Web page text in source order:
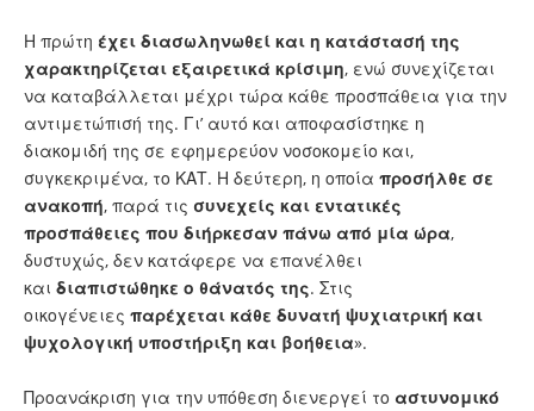
Η πρώτη έχει διασωληνωθεί και η κατάστασή της
χαρακτηρίζεται εξαιρετικά κρίσιμη, ενώ συνεχίζεται
να καταβάλλεται μέχρι τώρα κάθε προσπάθεια για την
αντιμετώπισή της. Γι’ αυτό και αποφασίστηκε η
διακομιδή της σε εφημερεύον νοσοκομείο και,
συγκεκριμένα, το ΚΑΤ. Η δεύτερη, η οποία προσήλθε σε
ανακοπή, παρά τις συνεχείς και εντατικές
προσπάθειες που διήρκεσαν πάνω από μία ώρα,
δυστυχώς, δεν κατάφερε να επανέλθει
και διαπιστώθηκε ο θάνατός της. Στις
οικογένειες παρέχεται κάθε δυνατή ψυχιατρική και
ψυχολογική υποστήριξη και βοήθεια».
Προανάκριση για την υπόθεση διενεργεί το αστυνομικό